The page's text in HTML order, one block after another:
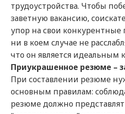
трудоустройства. Чтобы
заветную вакансию,
упор на свои
ни в коем случае не
что он является идеальным
Приукрашенное резюме –
При составлении резюме
основным правилам:
резюме должно